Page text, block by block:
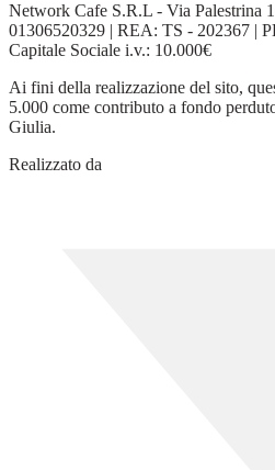
Network Cafe S.R.L - Via Palestrina
01306520329 | REA: TS - 202367 |
Capitale Sociale i.v.: 10.000€
Ai fini della realizzazione del sito,
5.000 come contributo a fondo
Giulia.
Realizzato da